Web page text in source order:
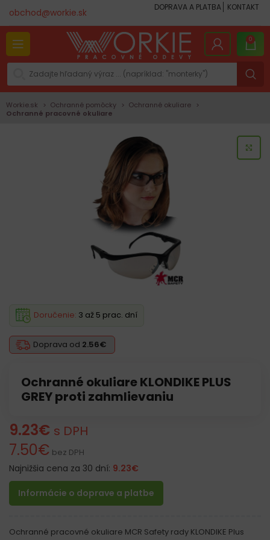
obchod@workie.sk DOPRAVA A PLATBA KONTAKT
0
Workie.sk Ochranné pomôcky
Ochranné okuliare
Ochranné pracovné okuliare
Ochranné okuliare KLONDIKE PLUS
GREY proti zahmlievaniu
Doprava od 2.56€
Doručenie: 3 až 5 prac. dní
9.23€ s DPH
7.50€ bez DPH
Najnižšia cena za 30 dní: 9.23€
Informácie o doprave a platbe
Ochranné pracovné okuliare MCR Safety rady KLONDIKE Plus